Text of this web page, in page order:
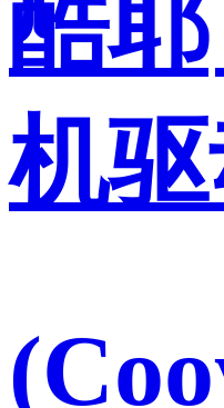
酷耶
机